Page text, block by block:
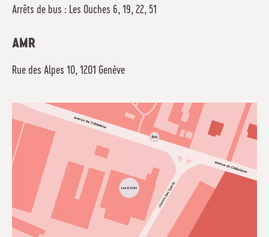
Arrêts de bus : Les Ouches 6, 19, 22, 51
AMR
Rue des Alpes 10, 1201 Genève